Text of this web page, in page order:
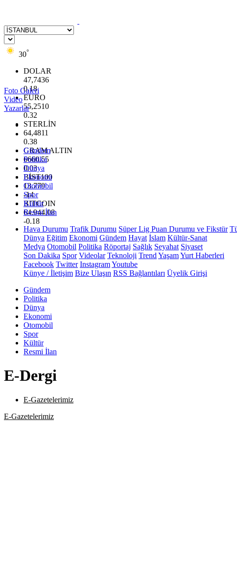
30°
DOLAR
47,7436
0.18
EURO
55,2510
0.32
STERLİN
64,4811
0.38
GRAM ALTIN
6660.55
0.03
BİST100
13.779
-14
BITCOIN
64.944,08
-0.18
Foto Galeri
Video
Yazarlar
Gündem
Politika
Dünya
Ekonomi
Otomobil
Spor
Kültür
Resmi İlan
Hava Durumu Trafik Durumu Süper Lig Puan Durumu ve Fikstür
Dünya Eğitim Ekonomi Gündem Hayat İslam Kültür-Sanat
Medya Otomobil Politika Röportaj Sağlık Seyahat Siyaset
Son Dakika Spor Videolar Teknoloji Trend YaşamYurt Haberleri
Facebook Twitter InstagramYoutube
Künye / İletişim Bize Ulaşın RSS Bağlantıları Üyelik Girişi
Gündem
Politika
Dünya
Ekonomi
Otomobil
Spor
Kültür
Resmi İlan
E-Dergi
E-Gazetelerimiz
E-Gazetelerimiz